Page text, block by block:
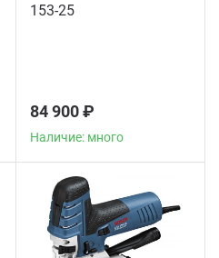
153-25
84 900 ₽
Наличие: много